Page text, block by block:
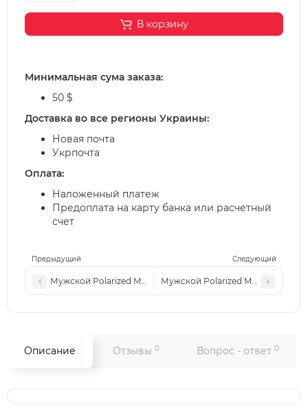
Предыдущий Следующий
Мужской Polarized MATLRXS P1997 c2Мужской Polarized MATLRXS
В корзину
Минимальная сума заказа:
50 $
Доставка во все регионы Украины:
Новая почта
Укрпочта
Оплата:
Наложенный платеж
Предоплата на карту банка или расчетный
счет
Описание Отзывы 0 Вопрос - ответ 0